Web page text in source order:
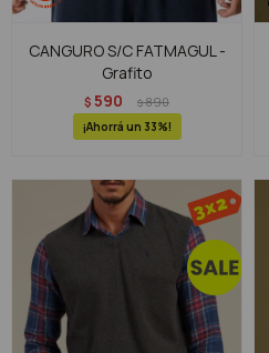
CANGURO S/C FATMAGUL -
Grafito
$ 590 $890
33